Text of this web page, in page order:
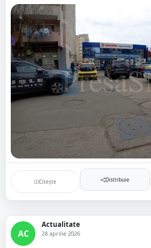
Citește Distribuie
AC
Actualitate
28 aprilie 2026